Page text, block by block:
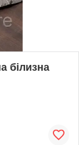
білизна